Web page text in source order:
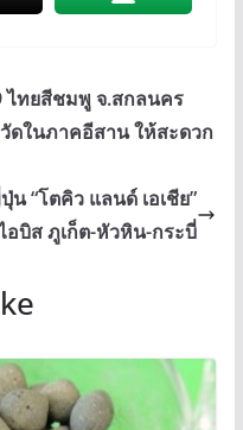
ไทยสีชมพู จ.สกลนคร
ดในภาคอีสาน ให้สะดวก
“โตคิว แลนด์ เอเชีย”
อบิส ภูเก็ต-หัวหิน-กระบี่